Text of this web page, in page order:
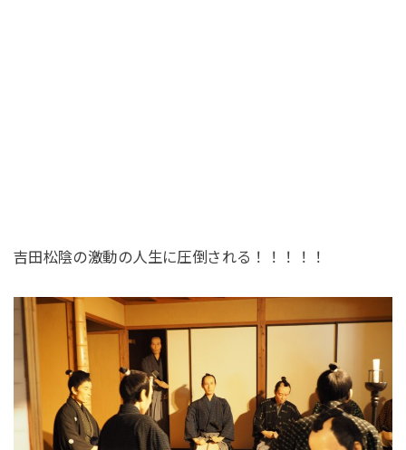
吉田松陰の激動の人生に圧倒される！！！！！